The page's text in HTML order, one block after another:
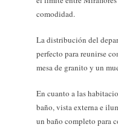
comodidad.
La distribución del
perfecto para reunirse
mesa de granito y un
En cuanto a las
baño, vista externa e
un baño completo para